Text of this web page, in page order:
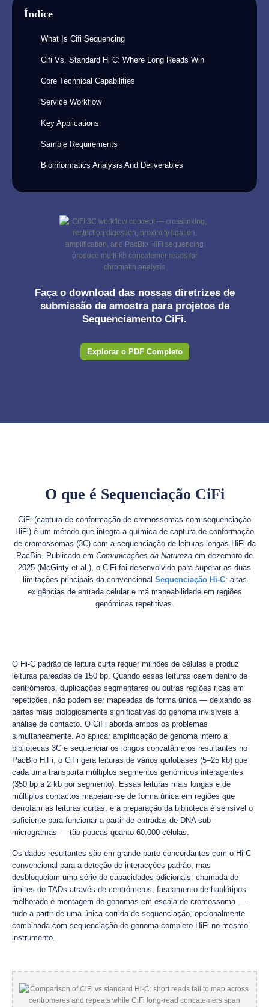
Índice
What Is Cifi Sequencing
Cifi Vs. Standard Hi C: Where Long Reads Win
Core Technical Capabilities
Service Workflow
Key Applications
Sample Requirements
Bioinformatics Analysis And Deliverables
Faça o download das nossas diretrizes de
submissão de amostra para projetos de
Sequenciamento CiFi.
Explorar o PDF Completo
O que é Sequenciação CiFi
CiFi (captura de conformação de cromossomas com sequenciação
HiFi) é um método que integra a química de captura de conformação
de cromossomas (3C) com a sequenciação de leituras longas HiFi da
PacBio. Publicado em Comunicações da Natureza em dezembro de
2025 (McGinty et al.), o CiFi foi desenvolvido para superar as duas
limitações principais da convencional Sequenciação Hi-C: altas
exigências de entrada celular e má mapeabilidade em regiões
genómicas repetitivas.
O Hi-C padrão de leitura curta requer milhões de células e produz
leituras pareadas de 150 bp. Quando essas leituras caem dentro de
centrómeros, duplicações segmentares ou outras regiões ricas em
repetições, não podem ser mapeadas de forma única — deixando as
partes mais biologicamente significativas do genoma invisíveis à
análise de contacto. O CiFi aborda ambos os problemas
simultaneamente. Ao aplicar amplificação de genoma inteiro a
bibliotecas 3C e sequenciar os longos concatâmeros resultantes no
PacBio HiFi, o CiFi gera leituras de vários quilobases (5–25 kb) que
cada uma transporta múltiplos segmentos genómicos interagentes
(350 bp a 2 kb por segmento). Essas leituras mais longas e de
múltiplos contactos mapeiam-se de forma única em regiões que
derrotam as leituras curtas, e a preparação da biblioteca é sensível o
suficiente para funcionar a partir de entradas de DNA sub-
microgramas — tão poucas quanto 60.000 células.
Os dados resultantes são em grande parte concordantes com o Hi-C
convencional para a deteção de interacções padrão, mas
desbloqueiam uma série de capacidades adicionais: chamada de
limites de TADs através de centrómeros, faseamento de haplótipos
melhorado e montagem de genomas em escala de cromossoma —
tudo a partir de uma única corrida de sequenciação, opcionalmente
combinada com sequenciação de genoma completo HiFi no mesmo
instrumento.